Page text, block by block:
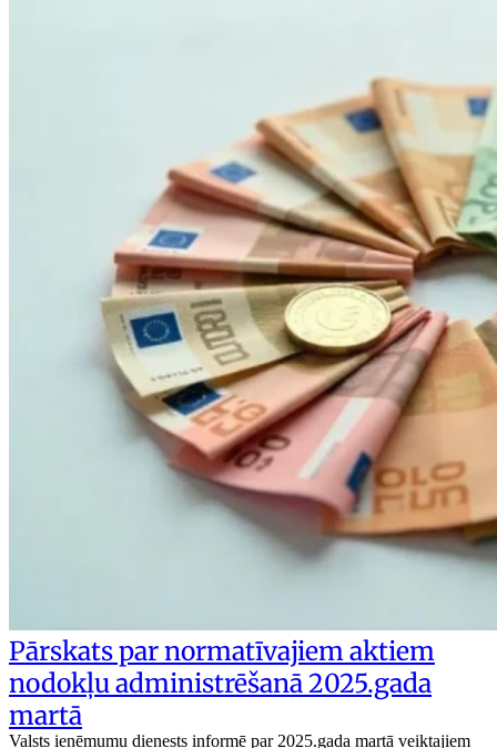
Pārskats par normatīvajiem aktiem
nodokļu administrēšanā 2025.gada
martā
Valsts ieņēmumu dienests informē par 2025.gada martā veiktajiem